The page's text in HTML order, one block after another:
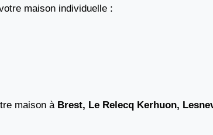
maison individuelle :
maison à Brest, Le Relecq Kerhuon,